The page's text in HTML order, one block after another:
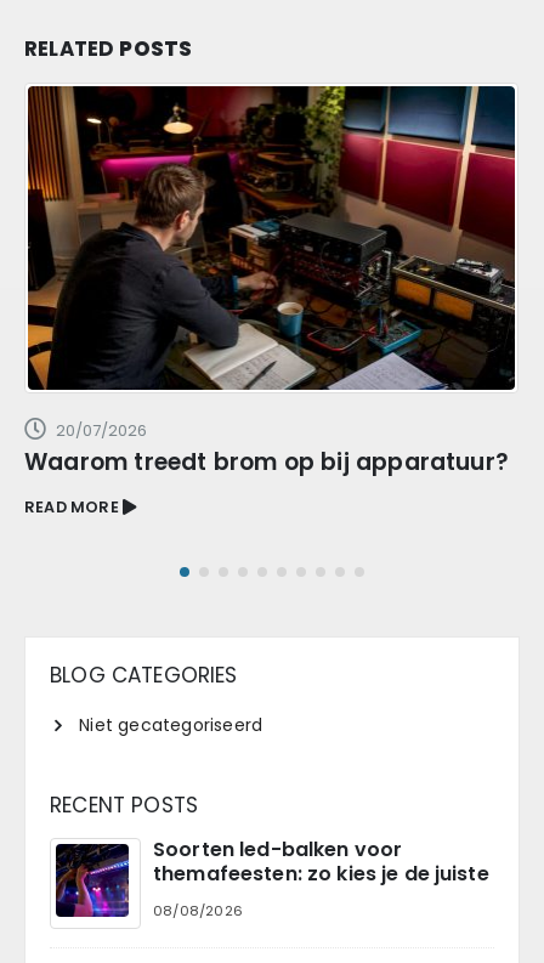
RELATED POSTS
20/07/2026
Waarom treedt brom op bij apparatuur?
READ MORE
BLOG CATEGORIES
Niet gecategoriseerd
RECENT POSTS
Soorten led-balken voor
themafeesten: zo kies je de juiste
08/08/2026